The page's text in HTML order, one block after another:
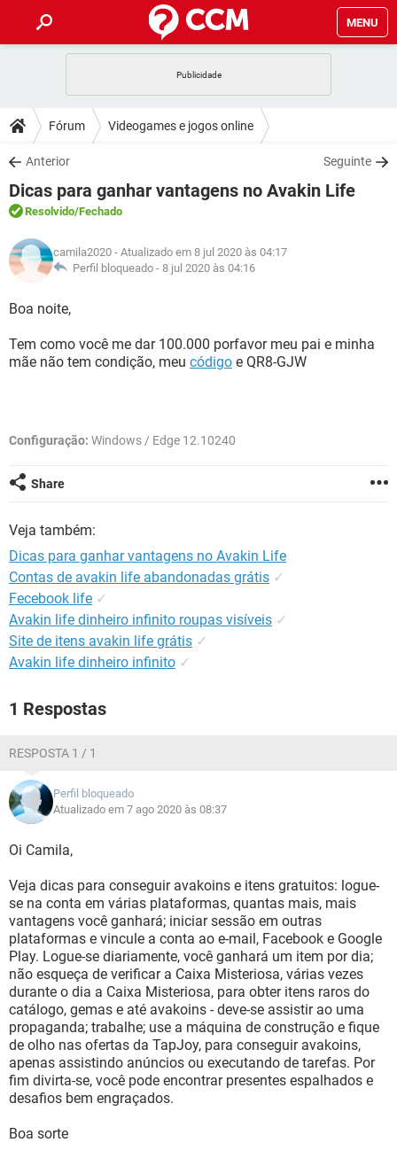
MENU
CELULAR FACEBOOK
OUTLOOK
INSTAGRAM GMAIL
GUIA DE COMPRAS
DICAS
JOGOS WHATSAPP
OUTLOOK
INSTAGRAM
GUIA DE COMPRAS
DOWNLOADS
JOGOS WHATSAPP
CELULAR
OUTLOOK EXCEL
INSTAGRAM
GUIA DE COMPRAS
FÓRUM
JOGOS
CELULAR FACEBOOK
GUIA DE COMPRAS
GLOSSÁRIO
JOGOS
CELULAR
OUTLOOK EXCEL
GMAIL
Fórum Videogames e jogos online
Anterior Seguinte
Dicas para ganhar vantagens no Avakin Life
Resolvido/Fechado
camila2020 - Atualizado em 8 jul 2020 às 04:17
Perfil bloqueado - 8 jul 2020 às 04:16
Boa noite,
Tem como você me dar 100.000 porfavor meu pai e minha
mãe não tem condição, meu código e QR8-GJW
Configuração: Windows / Edge 12.10240
Share
Veja também:
Dicas para ganhar vantagens no Avakin Life
Contas de avakin life abandonadas grátis ✓
Fecebook life ✓
Avakin life dinheiro infinito roupas visíveis ✓
Site de itens avakin life grátis ✓
Avakin life dinheiro infinito ✓
1 Respostas
RESPOSTA 1 / 1
Perfil bloqueado
Atualizado em 7 ago 2020 às 08:37
Oi Camila,
Veja dicas para conseguir avakoins e itens gratuitos: logue-
se na conta em várias plataformas, quantas mais, mais
vantagens você ganhará; iniciar sessão em outras
plataformas e vincule a conta ao e-mail, Facebook e Google
Play. Logue-se diariamente, você ganhará um item por dia;
não esqueça de verificar a Caixa Misteriosa, várias vezes
durante o dia a Caixa Misteriosa, para obter itens raros do
catálogo, gemas e até avakoins - deve-se assistir ao uma
propaganda; trabalhe; use a máquina de construção e fique
de olho nas ofertas da TapJoy, para conseguir avakoins,
apenas assistindo anúncios ou executando de tarefas. Por
fim divirta-se, você pode encontrar presentes espalhados e
desafios bem engraçados.
Boa sorte